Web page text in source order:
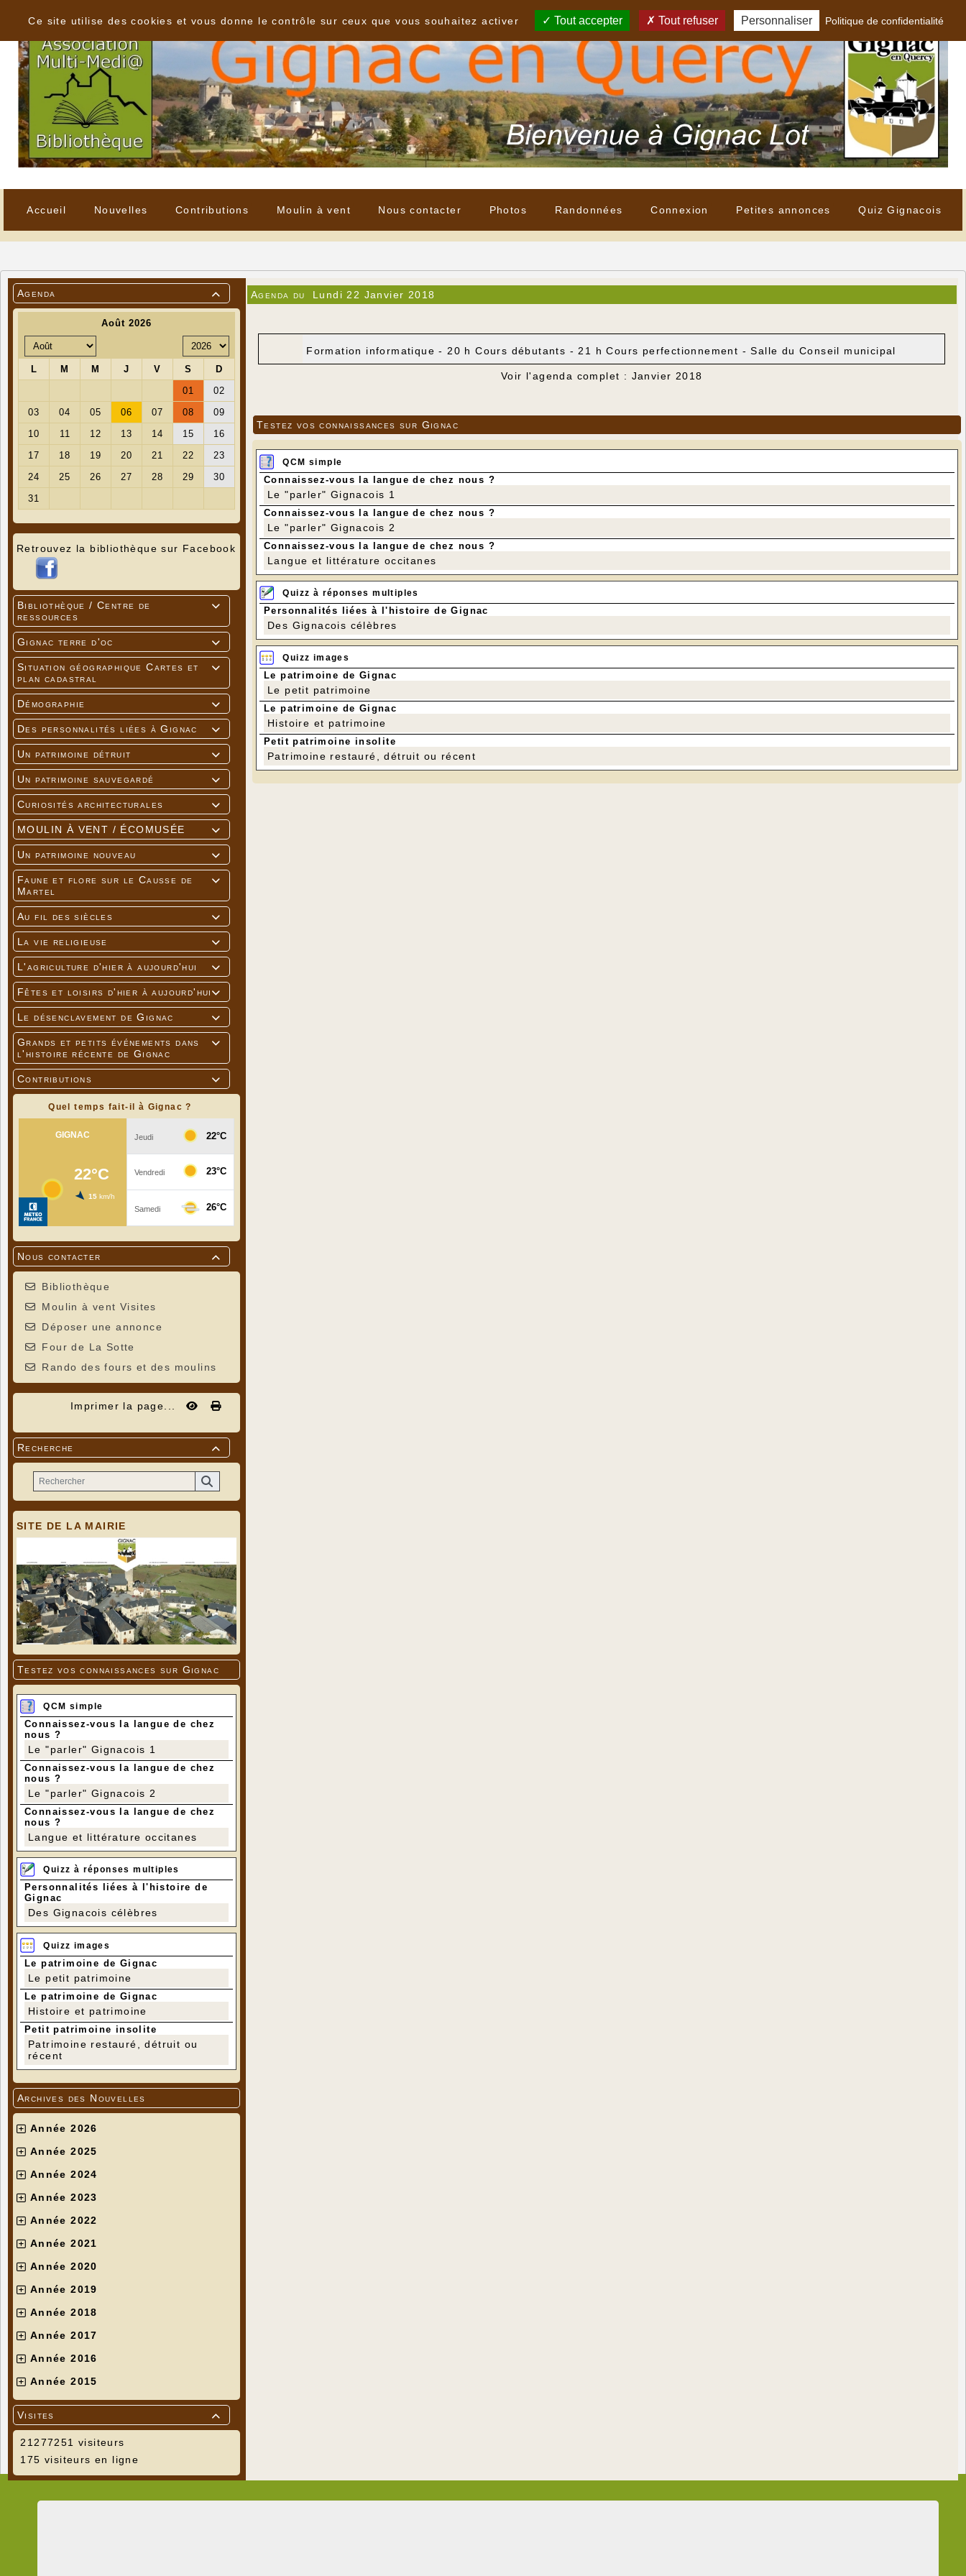
Accueil Nouvelles Contributions Moulin à vent Nous contacter Photos Randonnées Connexion Petites annonces Quiz Gignacois

Agenda
Retrouvez la bibliothèque sur Facebook

Bibliothèque / Centre de
ressources

Gignac terre d'oc

Situation géographique Cartes et
plan cadastral

Démographie

Des personnalités liées à Gignac

Un patrimoine détruit

Un patrimoine sauvegardé

Curiosités architecturales

MOULIN À VENT / ÉCOMUSÉE

Un patrimoine nouveau

Faune et flore sur le Causse de
Martel

Au fil des siècles

La vie religieuse

L'agriculture d'hier à aujourd'hui

Fêtes et loisirs d'hier à aujourd'hui

Le désenclavement de Gignac

Grands et petits événements dans
l'histoire récente de Gignac

Contributions
Quel temps fait-il à Gignac ?

Nous contacter
Bibliothèque
Moulin à vent Visites
Déposer une annonce
Four de La Sotte
Rando des fours et des moulins
Imprimer la page...

Recherche
SITE DE LA MAIRIE
Testez vos connaissances sur Gignac
QCM simple
Connaissez-vous la langue de chez
nous ?
Le "parler" Gignacois 1
Connaissez-vous la langue de chez
nous ?
Le "parler" Gignacois 2
Connaissez-vous la langue de chez
nous ?
Langue et littérature occitanes
Quizz à réponses multiples
Personnalités liées à l'histoire de
Gignac
Des Gignacois célèbres
Quizz images
Le patrimoine de Gignac
Le petit patrimoine
Le patrimoine de Gignac
Histoire et patrimoine
Petit patrimoine insolite
Patrimoine restauré, détruit ou
récent
Archives des Nouvelles
Année 2026
Année 2025
Année 2024
Année 2023
Année 2022
Année 2021
Année 2020
Année 2019
Année 2018
Année 2017
Année 2016
Année 2015

Visites
21277251 visiteurs
175 visiteurs en ligne
Agenda du Lundi 22 Janvier 2018
Formation informatique - 20 h Cours débutants - 21 h Cours perfectionnement - Salle du Conseil municipal
Voir l'agenda complet : Janvier 2018
Testez vos connaissances sur Gignac
QCM simple
Connaissez-vous la langue de chez nous ?
Le "parler" Gignacois 1
Connaissez-vous la langue de chez nous ?
Le "parler" Gignacois 2
Connaissez-vous la langue de chez nous ?
Langue et littérature occitanes
Quizz à réponses multiples
Personnalités liées à l'histoire de Gignac
Des Gignacois célèbres
Quizz images
Le patrimoine de Gignac
Le petit patrimoine
Le patrimoine de Gignac
Histoire et patrimoine
Petit patrimoine insolite
Patrimoine restauré, détruit ou récent
Ce site utilise des cookies et vous donne le contrôle sur ceux que vous souhaitez activer
Tout accepter Tout refuser Personnaliser Politique de confidentialité